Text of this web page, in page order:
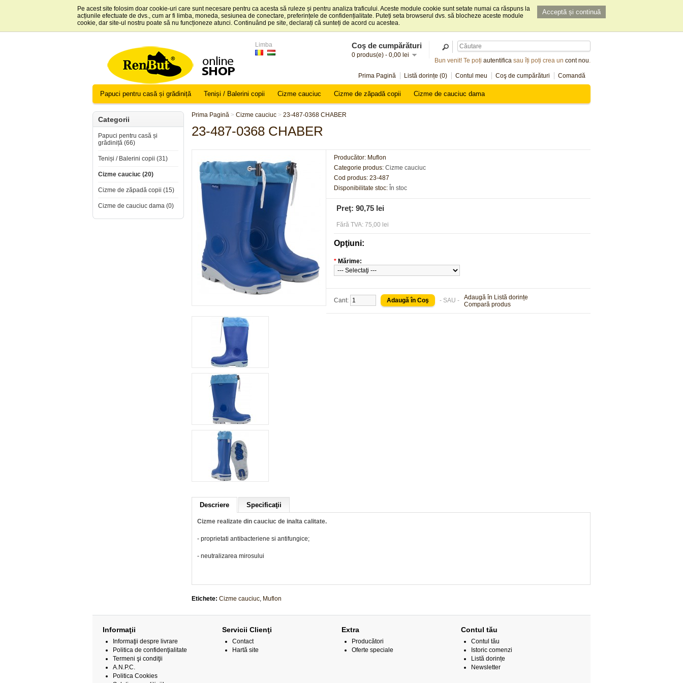
Acceptă și continuă
Pe acest site folosim doar cookie-uri care sunt necesare pentru ca acesta să ruleze și pentru analiza traficului. Aceste module cookie sunt setate numai ca răspuns la
acțiunile efectuate de dvs., cum ar fi limba, moneda, sesiunea de conectare, preferințele de confidențialitate. Puteți seta browserul dvs. să blocheze aceste module
cookie, dar site-ul nostru poate să nu funcționeze atunci. Continuând pe site, declarați că sunteți de acord cu acestea.
Limba Coş de cumpărături
0 produs(e) - 0,00 lei
Bun venit! Te poți autentifica sau îți poți crea un cont nou.
Prima Pagină Listă dorințe (0) Contul meu Coş de cumpărături Comandă
Papuci pentru casă și grădiniță Teniși / Balerini copii Cizme cauciuc Cizme de zăpadă copii Cizme de cauciuc dama
Categorii
Papuci pentru casă și
grădiniță (66)
Teniși / Balerini copii (31)
Cizme cauciuc (20)
Cizme de zăpadă copii (15)
Cizme de cauciuc dama (0)
Prima Pagină > Cizme cauciuc > 23-487-0368 CHABER
23-487-0368 CHABER
Producător: Muflon
Categorie produs: Cizme cauciuc
Cod produs: 23-487
Disponibilitate stoc: În stoc
Preţ: 90,75 lei
Fără TVA: 75,00 lei
Opţiuni:
* Mărime:
Cant: - SAU -
Adaugă în Listă dorințe
Compară produs
Descriere Specificaţii
Cizme realizate din cauciuc de inalta calitate.
- proprietati antibacteriene si antifungice;
- neutralizarea mirosului
Etichete: Cizme cauciuc, Muflon
Informaţii
Informaţii despre livrare
Politica de confidenţialitate
Termeni şi condiţii
A.N.P.C.
Politica Cookies
Servicii Clienţi
Contact
Hartă site
Extra
Producători
Oferte speciale
Contul tău
Contul tău
Istoric comenzi
Listă dorințe
Newsletter